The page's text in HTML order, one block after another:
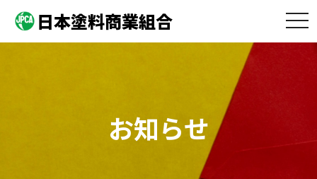
日本塗料商業組合
toggle
お知らせ